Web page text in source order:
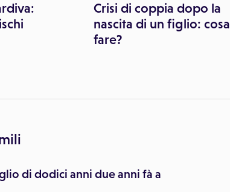
Crisi di coppia dopo la
nascita di un figlio: cosa
fare?
di dodici anni due anni fà a